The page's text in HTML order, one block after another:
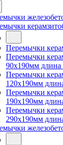
Перемычки
Перемычки
90x190мм длина
Перемычки
120x190мм
Перемычки
190x190мм
Перемычки
290x190мм